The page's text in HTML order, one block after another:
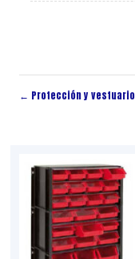
← Protección y